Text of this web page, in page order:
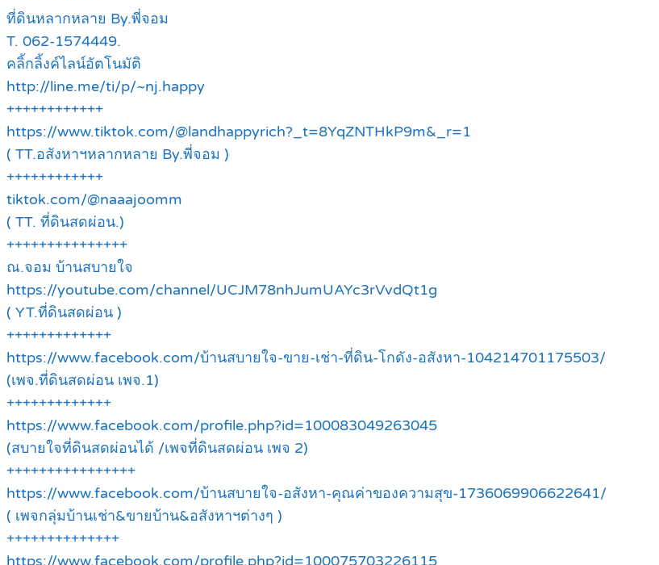
ที่ดินหลากหลาย By.พี่จอม
T. 062-1574449.
คลิ้กลิ้งค์ไลน์อัตโนมัติ
http://line.me/ti/p/~nj.happy
++++++++++++
https://www.tiktok.com/@landhappyrich?_t=8YqZNTHkP9m&_r=1
( TT.อสังหาฯหลากหลาย By.พี่จอม )
++++++++++++
tiktok.com/@naaajoomm
( TT. ที่ดินสดผ่อน.)
+++++++++++++++
ณ.จอม บ้านสบายใจ
https://youtube.com/channel/UCJM78nhJumUAYc3rVvdQt1g
( YT.ที่ดินสดผ่อน )
+++++++++++++
https://www.facebook.com/บ้านสบายใจ-ขาย-เช่า-ที่ดิน-โกดัง-อสังหา-104214701175503/
(เพจ.ที่ดินสดผ่อน เพจ.1)
+++++++++++++
https://www.facebook.com/profile.php?id=100083049263045
(สบายใจที่ดินสดผ่อนได้ /เพจที่ดินสดผ่อน เพจ 2)
++++++++++++++++
https://www.facebook.com/บ้านสบายใจ-อสังหา-คุณค่าของความสุข-1736069906622641/
( เพจกลุ่มบ้านเช่า&ขายบ้าน&อสังหาฯต่างๆ )
++++++++++++++
https://www.facebook.com/profile.php?id=100075703226115